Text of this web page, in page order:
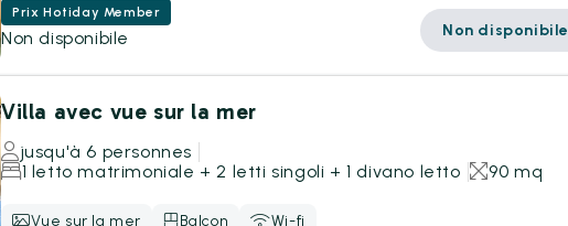
Prix Hotiday Member
Non disponibile Non disponibile
Villa avec vue sur la mer
jusqu'à 6 personnes
1 letto matrimoniale + 2 letti singoli + 1 divano letto
90 mq
Vue sur la mer Balcon
Wi-fi